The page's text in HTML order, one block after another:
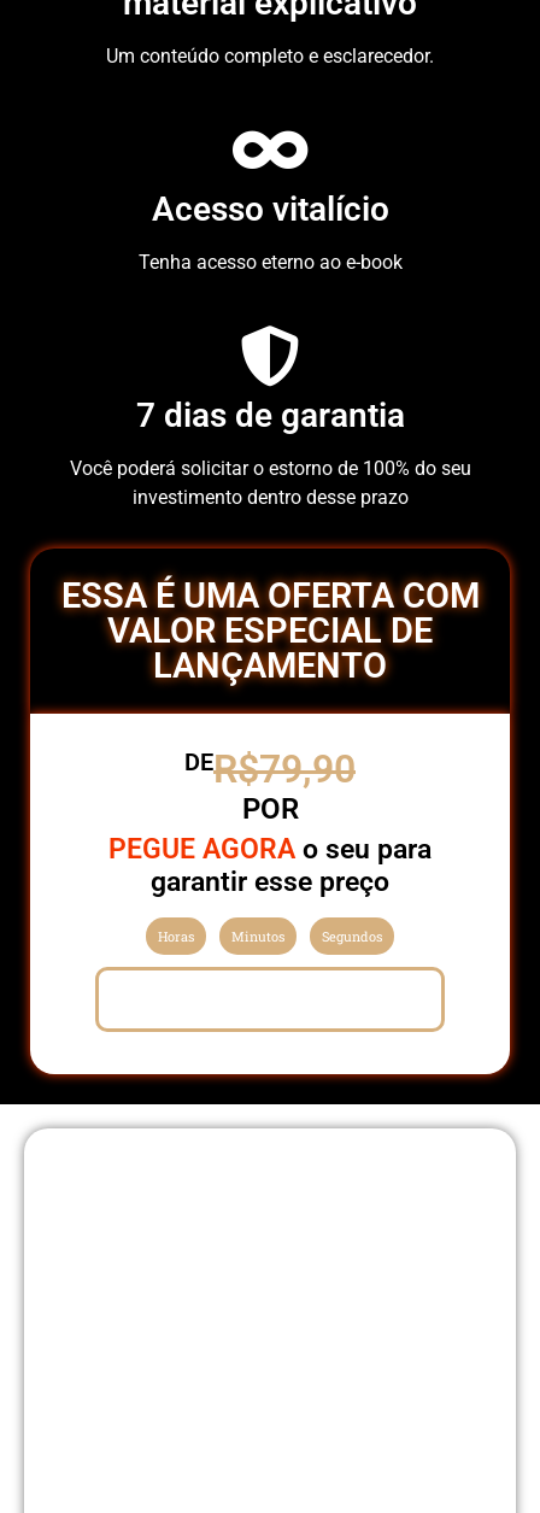
Um conteúdo completo e esclarecedor.
Acesso vitalício
Tenha acesso eterno ao e-book
7 dias de garantia
Você poderá solicitar o estorno de 100% do seu
investimento dentro desse prazo
ESSA É UMA OFERTA COM
VALOR ESPECIAL DE
LANÇAMENTO
DER$79,90
POR
PEGUE AGORA o seu para
garantir esse preço
Horas Minutos Segundos